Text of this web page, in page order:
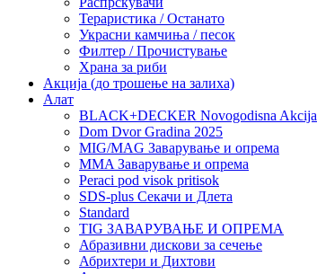
Тераристика / Останато
Украсни камчиња / песок
Филтер / Прочистување
Храна за риби
Акција (до трошење на залиха)
Алат
BLACK+DECKER Novogodisna Akcija
Dom Dvor Gradina 2025
MIG/MAG Заварување и опрема
MMA Заварување и опрема
Peraci pod visok pritisok
SDS-plus Секачи и Длета
Standard
TIG ЗАВАРУВАЊЕ И ОПРЕМА
Абразивни дискови за сечење
Абрихтери и Дихтови